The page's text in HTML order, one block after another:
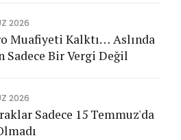
2026
Muafiyeti Kalktı… Aslında
Sadece Bir Vergi Değil
2026
Sadece 15 Temmuz'da